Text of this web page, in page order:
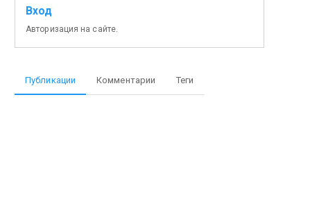
Вход
Авторизация на сайте.
Публикации Комментарии Теги